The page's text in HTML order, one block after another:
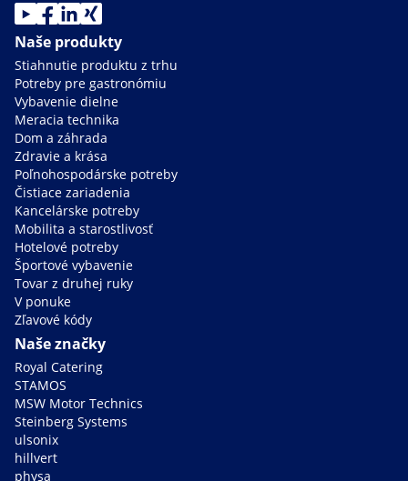
Naše produkty
Stiahnutie produktu z trhu
Potreby pre gastronómiu
Vybavenie dielne
Meracia technika
Dom a záhrada
Zdravie a krása
Poľnohospodárske potreby
Čistiace zariadenia
Kancelárske potreby
Mobilita a starostlivosť
Hotelové potreby
Športové vybavenie
Tovar z druhej ruky
V ponuke
Zľavové kódy
Naše značky
Royal Catering
STAMOS
MSW Motor Technics
Steinberg Systems
ulsonix
hillvert
physa